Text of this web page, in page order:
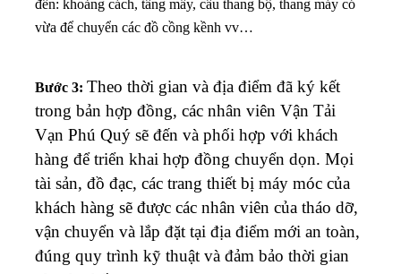
đến: khoảng cách, tầng mấy, cầu thang bộ, thang máy có
vừa để chuyển các đồ cồng kềnh vv…
Bước 3: Theo thời gian và địa điểm đã ký kết
trong bản hợp đồng, các nhân viên Vận Tải
Vạn Phú Quý sẽ đến và phối hợp với khách
hàng để triển khai hợp đồng chuyển dọn. Mọi
tài sản, đồ đạc, các trang thiết bị máy móc của
khách hàng sẽ được các nhân viên của tháo dỡ,
vận chuyển và lắp đặt tại địa điểm mới an toàn,
đúng quy trình kỹ thuật và đảm bảo thời gian